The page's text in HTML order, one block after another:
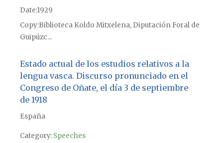
Date1929
CopyBiblioteca Koldo Mitxelena, Diputación Foral de
Guipúzc...
Estado actual de los estudios relativos a la
lengua vasca. Discurso pronunciado en el
Congreso de Oñate, el día 3 de septiembre
de 1918
España
Category:Speeches